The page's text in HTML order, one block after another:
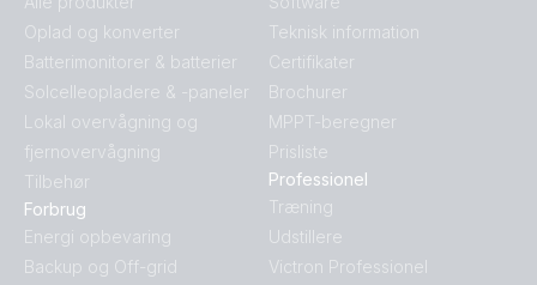
Oplad og konverter
Batterimonitorer & batterier
Solcelleopladere & -paneler
Lokal overvågning og
fjernovervågning
Tilbehør
Forbrug
Energi opbevaring
Backup og Off-grid
Teknisk information
Certifikater
Brochurer
MPPT-beregner
Prisliste
Professionel
Træning
Udstillere
Victron Professionel